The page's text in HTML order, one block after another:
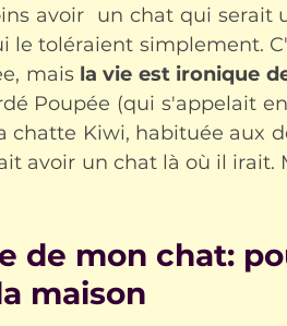
avoir  un chat qui
le toléraient simplement.
mais la vie est ironique
Poupée (qui s'appelait
chatte Kiwi, habituée aux
avoir un chat là où il irait.
de mon chat:
maison